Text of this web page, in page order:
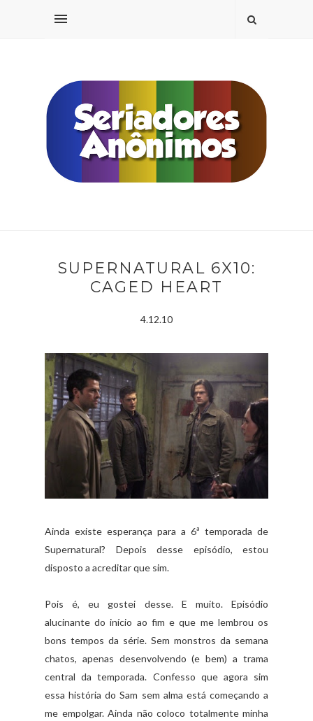
SUPERNATURAL 6X10:
CAGED HEART
4.12.10
Ainda existe esperança para a 6ª temporada de
Supernatural? Depois desse episódio, estou
disposto a acreditar que sim.
Pois é, eu gostei desse. E muito. Episódio
alucinante do início ao fim e que me lembrou os
bons tempos da série. Sem monstros da semana
chatos, apenas desenvolvendo (e bem) a trama
central da temporada. Confesso que agora sim
essa história do Sam sem alma está começando a
me empolgar. Ainda não coloco totalmente minha